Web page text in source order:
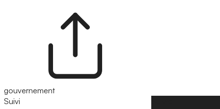
gouvernement
Suivi